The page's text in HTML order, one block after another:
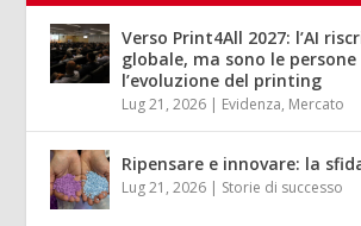
Verso Print4All 2027: l’AI
globale, ma sono le
l’evoluzione del printing
Lug 21, 2026 | Evidenza, Mercato
Ripensare e innovare: la
Lug 21, 2026 | Storie di successo